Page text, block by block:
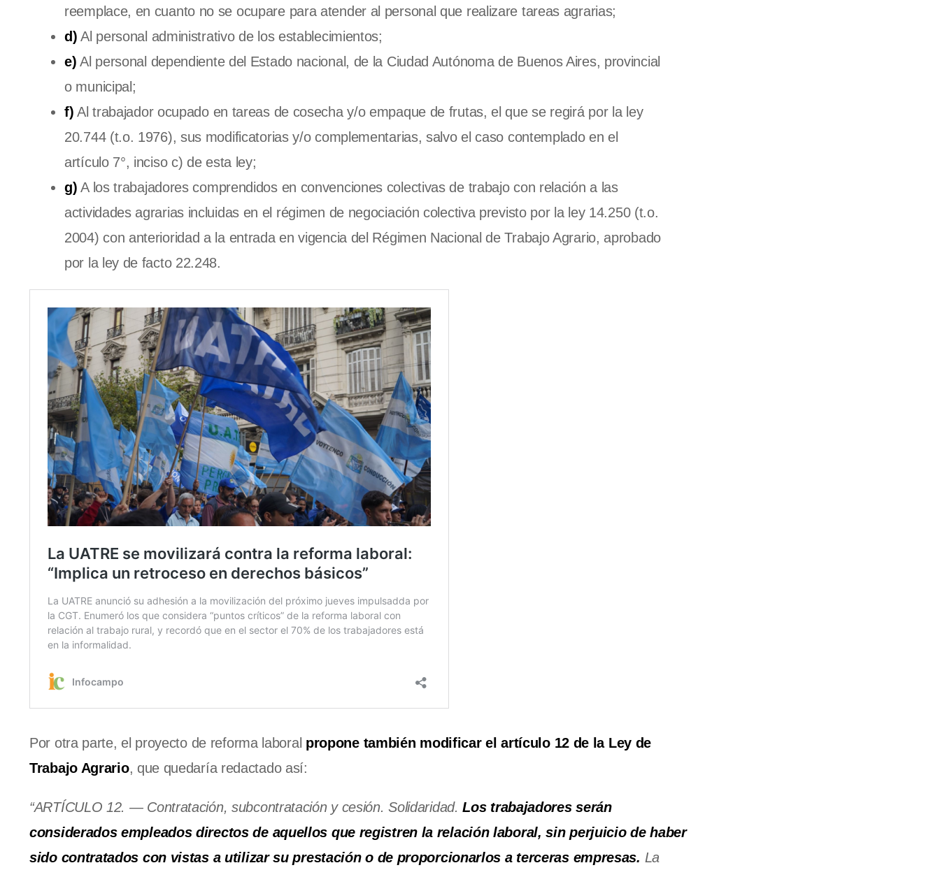
reemplace, en cuanto no se ocupare para atender al personal que realizare tareas agrarias;
d) Al personal administrativo de los establecimientos;
e) Al personal dependiente del Estado nacional, de la Ciudad Autónoma de Buenos Aires, provincial
o municipal;
f) Al trabajador ocupado en tareas de cosecha y/o empaque de frutas, el que se regirá por la ley
20.744 (t.o. 1976), sus modificatorias y/o complementarias, salvo el caso contemplado en el
artículo 7°, inciso c) de esta ley;
g) A los trabajadores comprendidos en convenciones colectivas de trabajo con relación a las
actividades agrarias incluidas en el régimen de negociación colectiva previsto por la ley 14.250 (t.o.
2004) con anterioridad a la entrada en vigencia del Régimen Nacional de Trabajo Agrario, aprobado
por la ley de facto 22.248.
Por otra parte, el proyecto de reforma laboral propone también modificar el artículo 12 de la Ley de
Trabajo Agrario, que quedaría redactado así:
“ARTÍCULO 12. — Contratación, subcontratación y cesión. Solidaridad.Los trabajadores serán
considerados empleados directos de aquellos que registren la relación laboral, sin perjuicio de haber
sido contratados con vistas a utilizar su prestación o de proporcionarlos a terceras empresas. La